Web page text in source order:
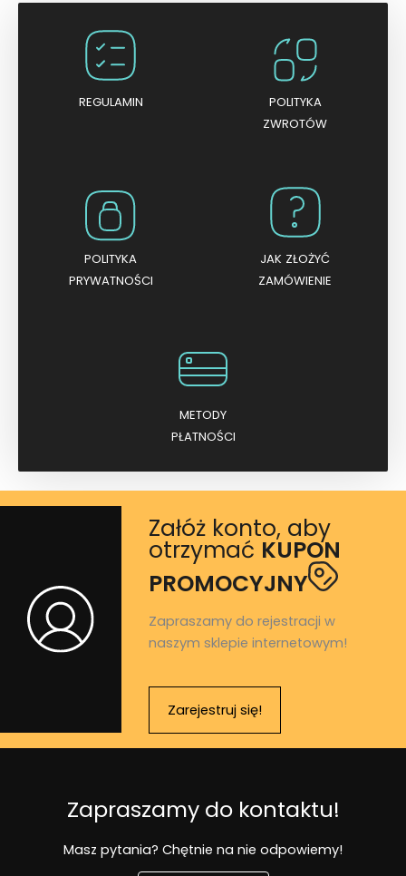
n
a
5
REGULAMIN
POLITYKA
ZWROTÓW
POLITYKA
PRYWATNOŚCI
JAK ZŁOŻYĆ
ZAMÓWIENIE
METODY
PŁATNOŚCI
Załóż konto, aby
otrzymać KUPON
PROMOCYJNY
Zapraszamy do rejestracji w
naszym sklepie internetowym!
Zarejestruj się!
Zapraszamy do kontaktu!
Masz pytania? Chętnie na nie odpowiemy!